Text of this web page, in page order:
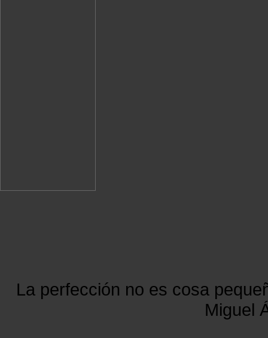
La perfección no es cosa
Miguel